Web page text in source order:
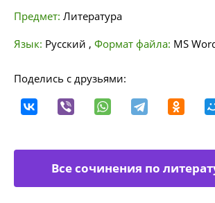
Предмет: Литература
Язык: Русский , Формат файла: MS
Поделись с друзьями:
Все сочинения по